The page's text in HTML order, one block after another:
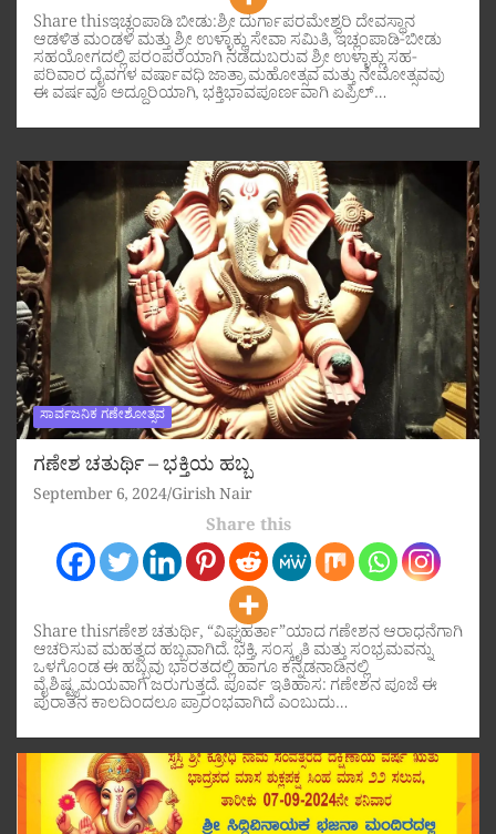
Share thisಇಚ್ಲಂಪಾಡಿ ಬೀಡು:ಶ್ರೀ ದುರ್ಗಾಪರಮೇಶ್ವರಿ ದೇವಸ್ಥಾನ
ಆಡಳಿತ ಮಂಡಳಿ ಮತ್ತು ಶ್ರೀ ಉಳ್ಳಾಕ್ಲು ಸೇವಾ ಸಮಿತಿ, ಇಚ್ಲಂಪಾಡಿ-ಬೀಡು
ಸಹಯೋಗದಲ್ಲಿ ಪರಂಪರೆಯಾಗಿ ನಡೆದುಬರುವ ಶ್ರೀ ಉಳ್ಳಾಕ್ಲು ಸಹ-
ಪರಿವಾರ ದೈವಗಳ ವರ್ಷಾವಧಿ ಜಾತ್ರಾ ಮಹೋತ್ಸವ ಮತ್ತು ನೇಮೋತ್ಸವವು
ಈ ವರ್ಷವೂ ಅದ್ದೂರಿಯಾಗಿ, ಭಕ್ತಿಭಾವಪೂರ್ಣವಾಗಿ ಏಪ್ರಿಲ್…
ಸಾರ್ವಜನಿಕ ಗಣೇಶೋತ್ಸವ
ಗಣೇಶ ಚತುರ್ಥಿ – ಭಕ್ತಿಯ ಹಬ್ಬ
September 6, 2024 Girish Nair
Share this
Share thisಗಣೇಶ ಚತುರ್ಥಿ, “ವಿಘ್ನಹರ್ತಾ”ಯಾದ ಗಣೇಶನ ಆರಾಧನೆಗಾಗಿ
ಆಚರಿಸುವ ಮಹತ್ವದ ಹಬ್ಬವಾಗಿದೆ. ಭಕ್ತಿ, ಸಂಸ್ಕೃತಿ ಮತ್ತು ಸಂಭ್ರಮವನ್ನು
ಒಳಗೊಂಡ ಈ ಹಬ್ಬವು ಭಾರತದಲ್ಲಿ ಹಾಗೂ ಕನ್ನಡನಾಡಿನಲ್ಲಿ
ವೈಶಿಷ್ಟ್ಯಮಯವಾಗಿ ಜರುಗುತ್ತದೆ. ಪೂರ್ವ ಇತಿಹಾಸ: ಗಣೇಶನ ಪೂಜೆ ಈ
ಪುರಾತನ ಕಾಲದಿಂದಲೂ ಪ್ರಾರಂಭವಾಗಿದೆ ಎಂಬುದು…